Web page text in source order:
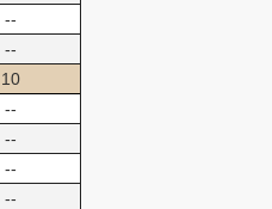
--
--
10
--
--
--
--